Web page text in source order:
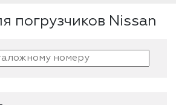
погрузчиков Nissan